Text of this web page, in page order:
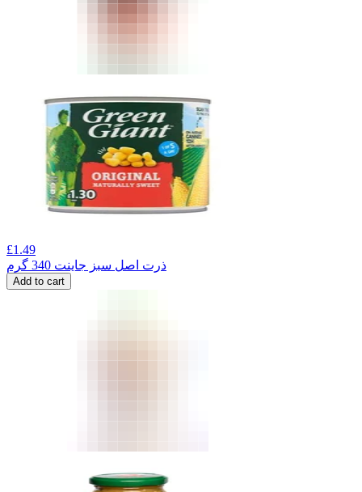
£1.49
ذرت اصل سبز جاینت 340 گرم
Add to cart